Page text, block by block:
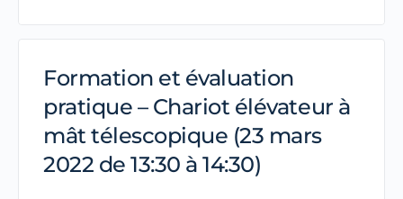
Formation et évaluation
pratique – Chariot élévateur à
mât télescopique (23 mars
2022 de 13:30 à 14:30)